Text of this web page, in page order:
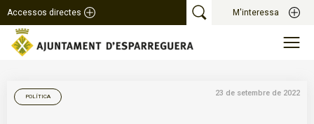
Accessos directes M'interessa
POLÍTICA 23 de setembre de 2022